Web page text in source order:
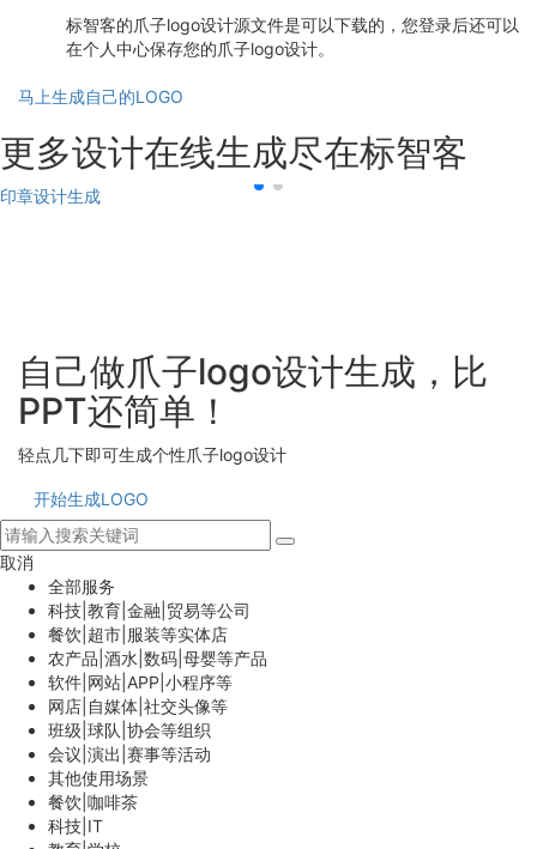
标智客的爪子logo设计源文件是可以下载的，您登录后还可以
在个人中心保存您的爪子logo设计。
马上生成自己的LOGO
更多设计在线生成尽在标智客
印章设计生成
自己做爪子logo设计生成，比
PPT还简单！
轻点几下即可生成个性爪子logo设计
开始生成LOGO
取消
全部服务
科技|教育|金融|贸易等公司
餐饮|超市|服装等实体店
农产品|酒水|数码|母婴等产品
软件|网站|APP|小程序等
网店|自媒体|社交头像等
班级|球队|协会等组织
会议|演出|赛事等活动
其他使用场景
餐饮|咖啡茶
科技|IT